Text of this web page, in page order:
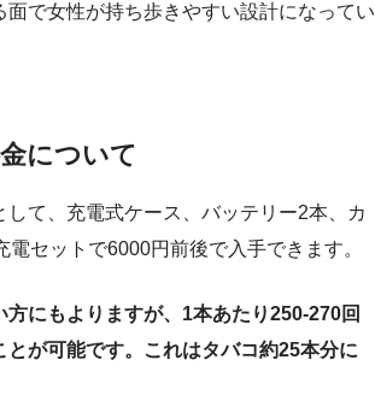
面で女性が持ち歩きやすい設計になってい
について
して、充電式ケース、バッテリー2本、カ
電セットで6000円前後で入手できます。
方にもよりますが、1本あたり250-270回
とが可能です。これはタバコ約25本分に